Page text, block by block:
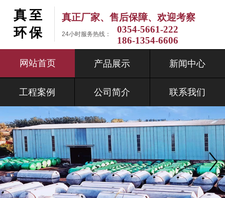
真至
环保
真正厂家、售后保障、欢迎考察
24小时服务热线：
0354-5661-222
186-1354-6606
网站首页 产品展示 新闻中心
工程案例 公司简介 联系我们